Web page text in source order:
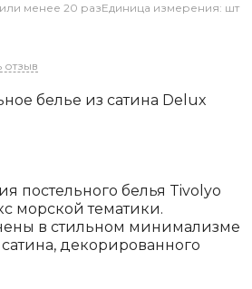
менее 20 разЕдиница измерения: шт
отзыв
белье из сатина Delux
постельного белья Tivolyo
морской тематики.
в стильном минимализме
декорированного